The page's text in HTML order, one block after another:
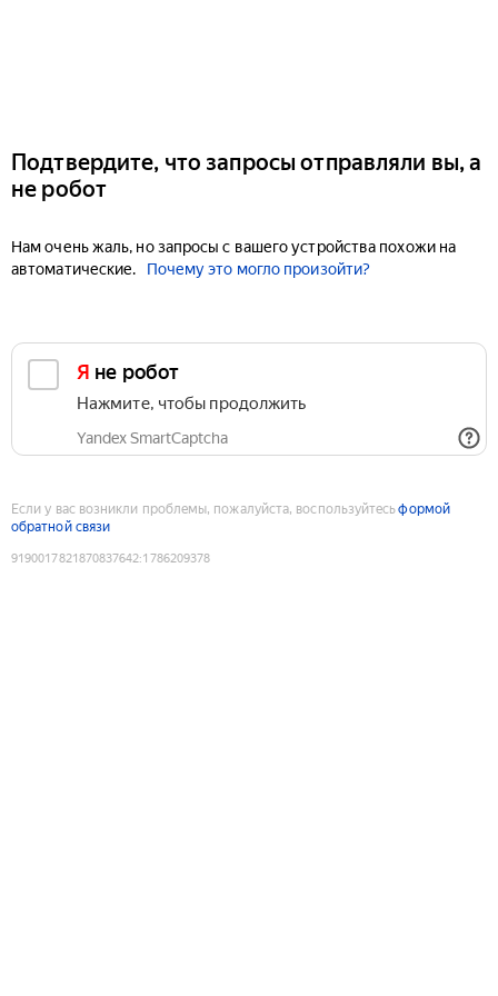
Подтвердите, что запросы отправляли вы, а
не робот
Нам очень жаль, но запросы с вашего устройства похожи на
автоматические.
Почему это могло произойти?
Я не робот
Нажмите, чтобы продолжить
Yandex SmartCaptcha
Если у вас возникли проблемы, пожалуйста, воспользуйтесьформой
обратной связи
9190017821870837642:1786209378